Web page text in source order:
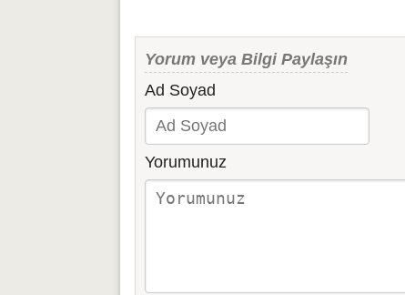
Yorum veya Bilgi Paylaşın
Ad Soyad
Yorumunuz